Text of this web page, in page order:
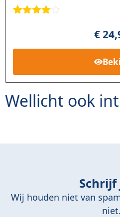
gebaseerd
gen
€
Wellicht ook
Schrijf
Wij houden niet van
niet.